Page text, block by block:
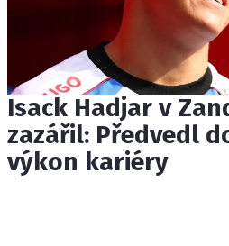
Isack Hadjar v
zazářil: Předvedl
výkon kariéry